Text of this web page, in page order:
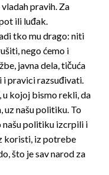
pravih. Za
ili luđak.
tko mu drago: niti
nego ćemo i
javna dela, tičuća
i pravici razsuđivati.
u kojoj bismo rekli, da
uz našu politiku. To
našu politiku izcrpili i
koristi, iz potrebe
što je sav narod za